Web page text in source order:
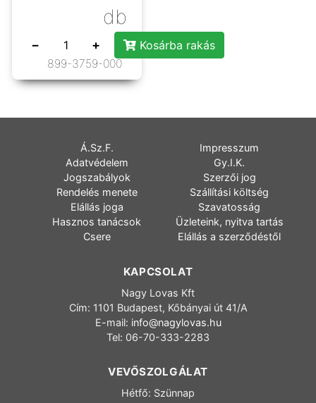
db
− +
Kosárba rakás
899-3759-000
Á.Sz.F.
Impresszum
Adatvédelem
Gy.I.K.
Jogszabályok
Szerzői jog
Rendelés menete
Szállítási költség
Elállás joga
Szavatosság
Hasznos tanácsok
Üzleteink, nyitva tartás
Csere
Elállás a szerződéstől
KAPCSOLAT
Nagy Lovas Kft
Cím: 1101 Budapest, Kőbányai út 41/A
E-mail: info@nagylovas.hu
Tel: 06-70-333-2283
VEVŐSZOLGÁLAT
Hétfő: Szünnap